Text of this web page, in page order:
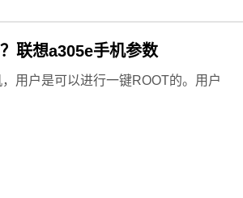
联想a305e手机参数
用户是可以进行一键ROOT的。用户